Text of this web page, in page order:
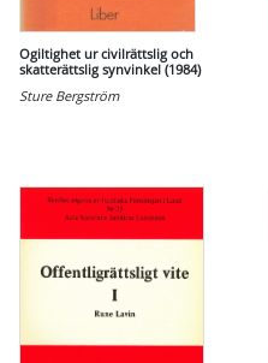
Ogiltighet ur civilrättslig och
skatterättslig synvinkel (1984)
Sture Bergström